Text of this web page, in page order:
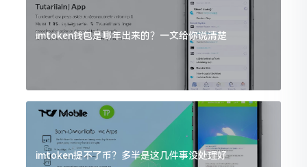
imtoken钱包是哪年出来的？一文给你说清楚
imtoken提不了币？多半是这几件事没处理好